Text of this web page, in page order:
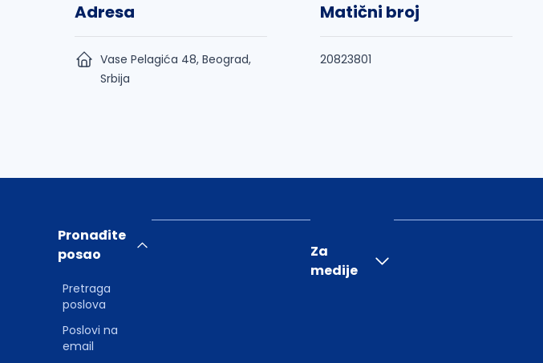
Adresa
Vase Pelagića 48, Beograd,
Srbija
Matični broj
20823801
Pronađite
posao
Pretraga
poslova
Poslovi na
email
Za
medije